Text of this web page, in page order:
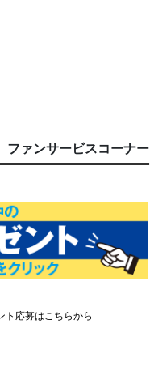
ファンサービスコーナー
ト応募はこちらから